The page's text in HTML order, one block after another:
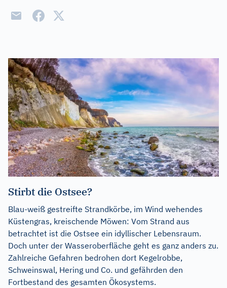
Stirbt die Ostsee?
Blau-weiß gestreifte Strandkörbe, im Wind wehendes
Küstengras, kreischende Möwen: Vom Strand aus
betrachtet ist die Ostsee ein idyllischer Lebensraum.
Doch unter der Wasseroberfläche geht es ganz anders zu.
Zahlreiche Gefahren bedrohen dort Kegelrobbe,
Schweinswal, Hering und Co. und gefährden den
Fortbestand des gesamten Ökosystems.